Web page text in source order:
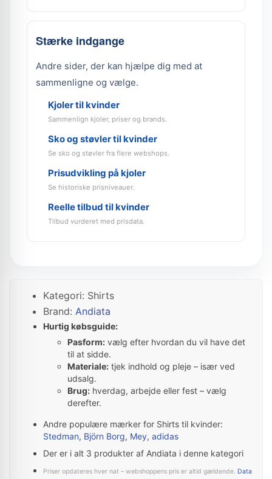
Stærke indgange
Andre sider, der kan hjælpe dig med at
sammenligne og vælge.
Kjoler til kvinder
Sammenlign kjoler, priser og brands.
Sko og støvler til kvinder
Se sko og støvler fra flere webshops.
Prisudvikling på kjoler
Se historiske prisniveauer.
Reelle tilbud til kvinder
Tilbud vurderet med prisdata.
Kategori: Shirts
Brand: Andiata
Hurtig købsguide:
Pasform: vælg efter hvordan du vil have det
til at sidde.
Materiale: tjek indhold og pleje – især ved
udsalg.
Brug: hverdag, arbejde eller fest – vælg
derefter.
Andre populære mærker for Shirts til kvinder:
Stedman, Björn Borg, Mey, adidas
Der er i alt 3 produkter af Andiata i denne kategori
Priser opdateres hver nat – webshoppens pris er altid gældende. Data